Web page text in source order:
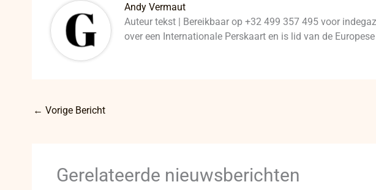
Andy Vermaut
Auteur tekst | Bereikbaar op +32 499 357 495 voor
over een Internationale Perskaart en is lid van de
← Vorige Bericht
Gerelateerde nieuwsberichten